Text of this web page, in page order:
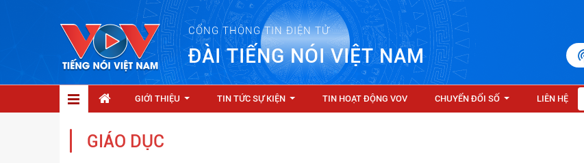
CỔNG THÔNG TIN ĐIỆN TỬ
ĐÀI TIẾNG NÓI VIỆT NAM
GIỚI THIỆU TIN TỨC SỰ KIỆN TIN HOẠT ĐỘNG VOV CHUYỂN ĐỔI SỐ LIÊN HỆ
GIÁO DỤC